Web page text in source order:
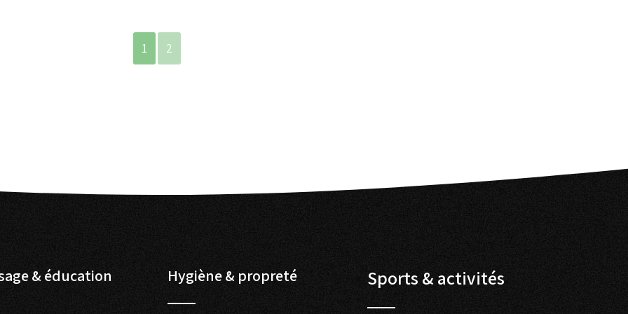
1 2
& éducation Hygiène & propreté Sports & activités